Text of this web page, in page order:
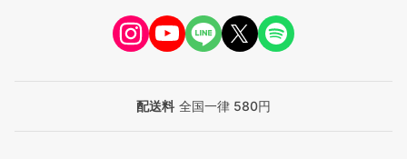
配送料 全国一律 580円